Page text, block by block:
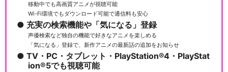
移動中でも高画質アニメが視聴可能
Wi-Fi環境でもダウンロード可能で通信料も安心
充実の検索機能や「気になる」登録
声優検索など独自の機能で好きなアニメを楽しめる
「気になる」登録で、新作アニメの最新話の追加をお知らせ
TV・PC・タブレット・PlayStation®4・PlayStat
ion®5でも視聴可能